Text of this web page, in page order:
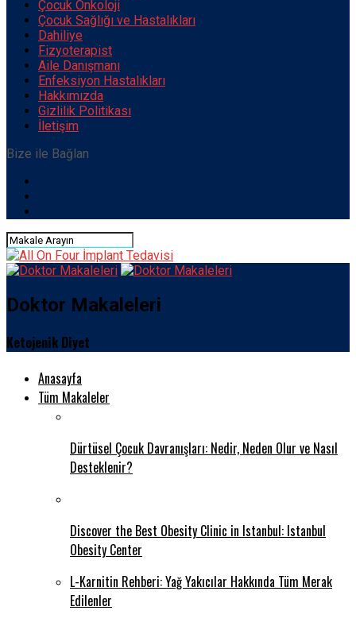
Çocuk Onkoloji
Çocuk Sağlığı ve Hastalıkları
Dahiliye
Fizyoterapist
Aile Danışmanı
Enfeksiyon Hastalıkları
Hakkımızda
Gizlilik Politikası
İletişim
Bize ile Bağlan
Doktor Makaleleri
Ketojenik Diyet
Anasayfa
Tüm Makaleler
Dürtüsel Çocuk Davranışları: Nedir, Neden Olur ve Nasıl
Desteklenir?
Discover the Best Obesity Clinic in Istanbul: Istanbul
Obesity Center
L-Karnitin Rehberi: Yağ Yakıcılar Hakkında Tüm Merak
Edilenler